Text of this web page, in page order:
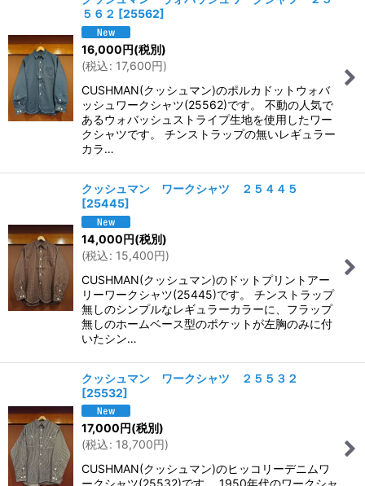
５６２ [25562]
16,000円(税別)
(税込: 17,600円)
CUSHMAN(クッシュマン)のポルカドットウォバ
ッシュワークシャツ(25562)です。 不動の人気で
あるウォバッシュストライプ生地を使用したワー
クシャツです。 チンストラップの無いレギュラー
カラ…
クッシュマン ワークシャツ ２５４４５
[25445]
14,000円(税別)
(税込: 15,400円)
CUSHMAN(クッシュマン)のドットプリントアー
リーワークシャツ(25445)です。 チンストラップ
無しのシンプルなレギュラーカラーに、フラップ
無しのホームベース型のポケットが左胸のみに付
いたシン…
クッシュマン ワークシャツ ２５５３２
[25532]
17,000円(税別)
(税込: 18,700円)
CUSHMAN(クッシュマン)のヒッコリーデニムワ